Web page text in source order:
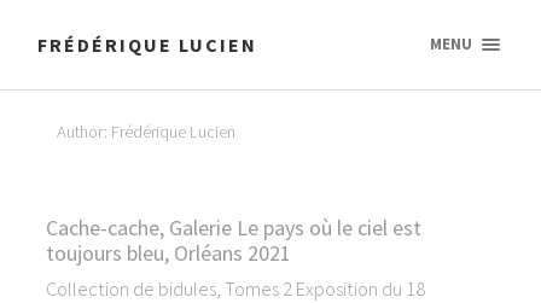
FRÉDÉRIQUE LUCIEN MENU
Author: Frédérique Lucien
Cache-cache, Galerie Le pays où le ciel est
toujours bleu, Orléans 2021
Collection de bidules, Tomes 2 Exposition du 18